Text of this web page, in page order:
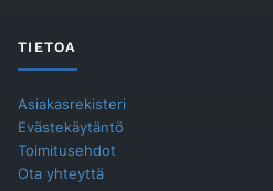
TIETOA
Asiakasrekisteri
Evästekäytäntö
Toimitusehdot
Ota yhteyttä